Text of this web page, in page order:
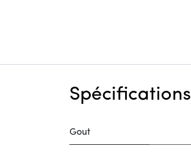
Spécifications
Gout